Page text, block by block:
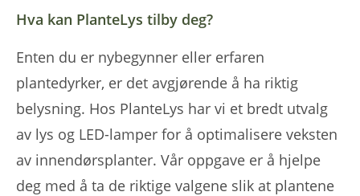
Hva kan PlanteLys tilby deg?
Enten du er nybegynner eller erfaren
plantedyrker, er det avgjørende å ha riktig
belysning. Hos PlanteLys har vi et bredt utvalg
av lys og LED-lamper for å optimalisere veksten
av innendørsplanter. Vår oppgave er å hjelpe
deg med å ta de riktige valgene slik at plantene